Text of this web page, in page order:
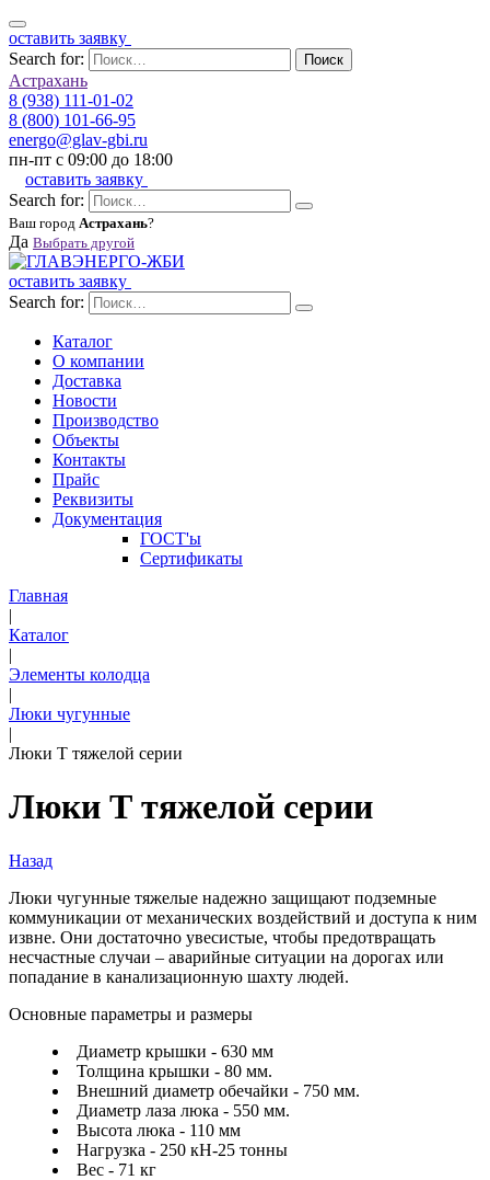
оставить заявку
Search for:
Поиск
Астрахань
8 (938) 111-01-02
8 (800) 101-66-95
energo@glav-gbi.ru
пн-пт с 09:00 до 18:00
оставить заявку
Search for:
Ваш город Астрахань?
Да Выбрать другой
оставить заявку
Search for:
Каталог
О компании
Доставка
Новости
Производство
Объекты
Контакты
Прайс
Реквизиты
Документация
ГОСТ'ы
Сертификаты
Главная
|
Каталог
|
Элементы колодца
|
Люки чугунные
|
Люки Т тяжелой серии
Люки Т тяжелой серии
Назад
Люки чугунные тяжелые надежно защищают подземные
коммуникации от механических воздействий и доступа к ним
извне. Они достаточно увесистые, чтобы предотвращать
несчастные случаи – аварийные ситуации на дорогах или
попадание в канализационную шахту людей.
Основные параметры и размеры
Диаметр крышки - 630 мм
Толщина крышки - 80 мм.
Внешний диаметр обечайки - 750 мм.
Диаметр лаза люка - 550 мм.
Высота люка - 110 мм
Нагрузка - 250 кН-25 тонны
Вес - 71 кг